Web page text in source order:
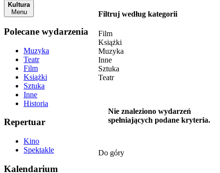
Kultura
Menu
Polecane wydarzenia
Muzyka
Teatr
Film
Książki
Sztuka
Inne
Historia
Repertuar
Kino
Spektakle
Kalendarium
Filtruj według kategorii
Film
Książki
Muzyka
Inne
Sztuka
Teatr
Nie znaleziono wydarzeń
spełniających podane kryteria.
Do góry